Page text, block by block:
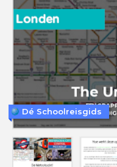
Dé Schoolreisgids